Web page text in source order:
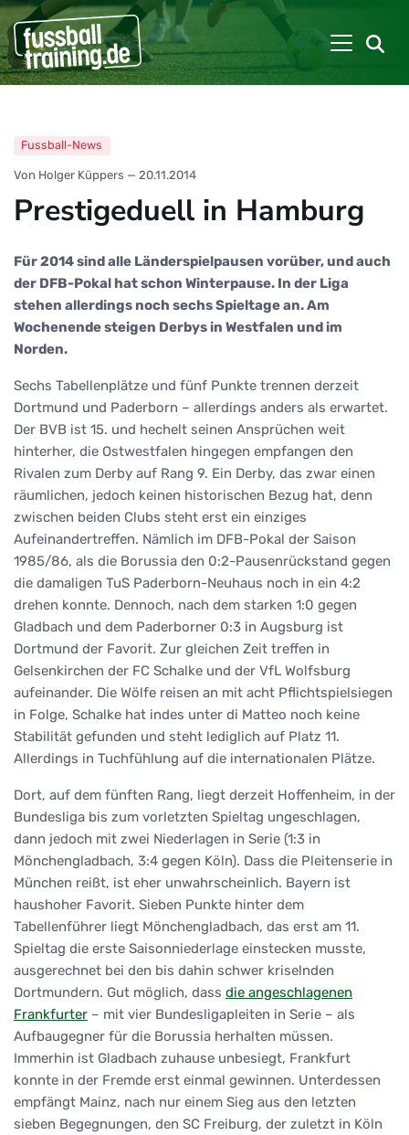
Fussball-News
Von Holger Küppers — 20.11.2014
Prestigeduell in Hamburg
Für 2014 sind alle Länderspielpausen vorüber, und auch
der DFB-Pokal hat schon Winterpause. In der Liga
stehen allerdings noch sechs Spieltage an. Am
Wochenende steigen Derbys in Westfalen und im
Norden.
Sechs Tabellenplätze und fünf Punkte trennen derzeit
Dortmund und Paderborn – allerdings anders als erwartet.
Der BVB ist 15. und hechelt seinen Ansprüchen weit
hinterher, die Ostwestfalen hingegen empfangen den
Rivalen zum Derby auf Rang 9. Ein Derby, das zwar einen
räumlichen, jedoch keinen historischen Bezug hat, denn
zwischen beiden Clubs steht erst ein einziges
Aufeinandertreffen. Nämlich im DFB-Pokal der Saison
1985/86, als die Borussia den 0:2-Pausenrückstand gegen
die damaligen TuS Paderborn-Neuhaus noch in ein 4:2
drehen konnte. Dennoch, nach dem starken 1:0 gegen
Gladbach und dem Paderborner 0:3 in Augsburg ist
Dortmund der Favorit. Zur gleichen Zeit treffen in
Gelsenkirchen der FC Schalke und der VfL Wolfsburg
aufeinander. Die Wölfe reisen an mit acht Pflichtspielsiegen
in Folge, Schalke hat indes unter di Matteo noch keine
Stabilität gefunden und steht lediglich auf Platz 11.
Allerdings in Tuchfühlung auf die internationalen Plätze.
Dort, auf dem fünften Rang, liegt derzeit Hoffenheim, in der
Bundesliga bis zum vorletzten Spieltag ungeschlagen,
dann jedoch mit zwei Niederlagen in Serie (1:3 in
Mönchengladbach, 3:4 gegen Köln). Dass die Pleitenserie in
München reißt, ist eher unwahrscheinlich. Bayern ist
haushoher Favorit. Sieben Punkte hinter dem
Tabellenführer liegt Mönchengladbach, das erst am 11.
Spieltag die erste Saisonniederlage einstecken musste,
ausgerechnet bei den bis dahin schwer kriselnden
Dortmundern. Gut möglich, dass die angeschlagenen
Frankfurter – mit vier Bundesligapleiten in Serie – als
Aufbaugegner für die Borussia herhalten müssen.
Immerhin ist Gladbach zuhause unbesiegt, Frankfurt
konnte in der Fremde erst einmal gewinnen. Unterdessen
empfängt Mainz, nach nur einem Sieg aus den letzten
sieben Begegnungen, den SC Freiburg, der zuletzt in Köln